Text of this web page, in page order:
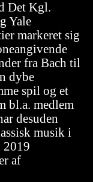
Det Kgl.
Yale
markeret sig
fra Bach til
dybe
spil og et
bl.a. medlem
desuden
musik i
2019
af